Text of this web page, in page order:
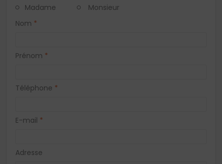
Madame
Monsieur
Nom *
Prénom *
Téléphone *
E-mail *
Adresse